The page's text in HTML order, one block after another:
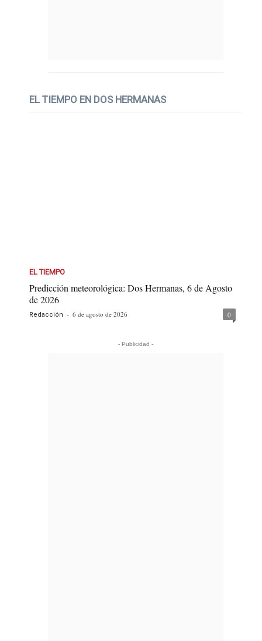
EL TIEMPO EN DOS HERMANAS
EL TIEMPO
Predicción meteorológica: Dos Hermanas, 6 de Agosto
de 2026
Redacción - 6 de agosto de 2026 0
- Publicidad -